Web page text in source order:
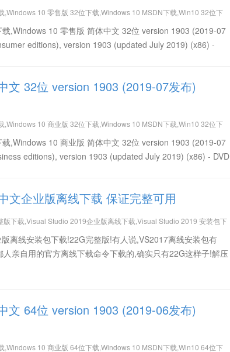
,Windows 10 零售版 32位下载,Windows 10 MSDN下载,Win10 32位下
,Windows 10 零售版 简体中文 32位 version 1903 (2019-07
editions), version 1903 (updated July 2019) (x86) -
文 32位 version 1903 (2019-07发布)
,Windows 10 商业版 32位下载,Windows 10 MSDN下载,Win10 32位下
,Windows 10 商业版 简体中文 32位 version 1903 (2019-07
editions), version 1903 (updated July 2019) (x86) - DVD
文企业版离线下载 保证完整可用
版下载,Visual Studio 2019企业版离线下载,Visual Studio 2019 安装包下
离线安装包下载!22G完整版!有人说,VS2017离线安装包有
亲自用的官方离线下载命令下载的,确实只有22G这样子!解压
文 64位 version 1903 (2019-06发布)
,Windows 10 商业版 64位下载,Windows 10 MSDN下载,Win10 64位下